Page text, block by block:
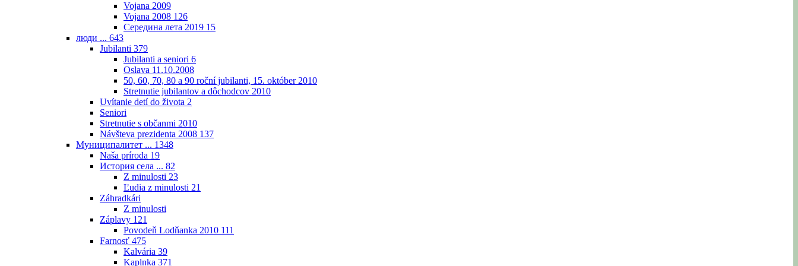
Vojana 2009
Vojana 2008 126
Середина лета 2019 15
люди ... 643
Jubilanti 379
Jubilanti a seniori 6
Oslava 11.10.2008
50, 60, 70, 80 a 90 roční jubilanti, 15. október 2010
Stretnutie jubilantov a dôchodcov 2010
Uvítanie detí do života 2
Seniori
Stretnutie s občanmi 2010
Návšteva prezidenta 2008 137
Муниципалитет ... 1348
Naša príroda 19
История села ... 82
Z minulosti 23
Ľudia z minulosti 21
Záhradkári
Z minulosti
Záplavy 121
Povodeň Lodňanka 2010 111
Farnosť 475
Kalvária 39
Kaplnka 371